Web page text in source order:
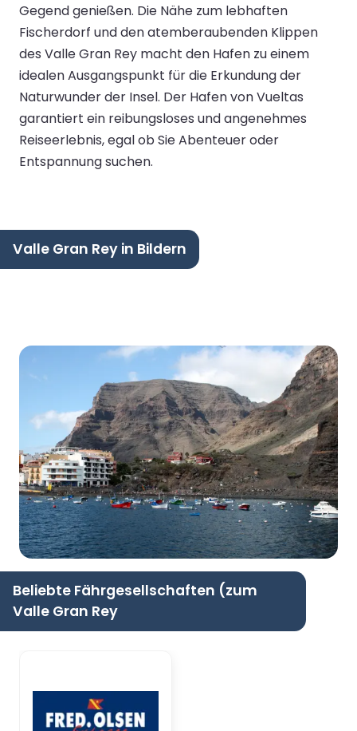
Gegend genießen. Die Nähe zum lebhaften
Fischerdorf und den atemberaubenden Klippen
des Valle Gran Rey macht den Hafen zu einem
idealen Ausgangspunkt für die Erkundung der
Naturwunder der Insel. Der Hafen von Vueltas
garantiert ein reibungsloses und angenehmes
Reiseerlebnis, egal ob Sie Abenteuer oder
Entspannung suchen.
Valle Gran Rey in Bildern
Beliebte Fährgesellschaften (zum
Valle Gran Rey